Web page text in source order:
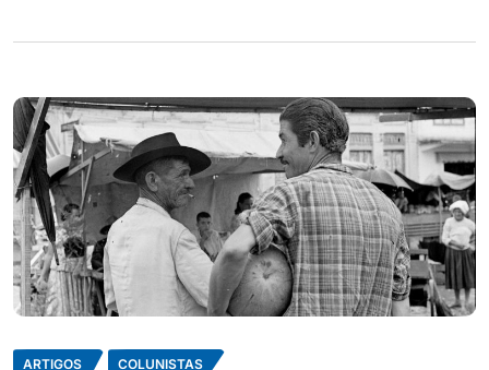
ARTIGOS COLUNISTAS